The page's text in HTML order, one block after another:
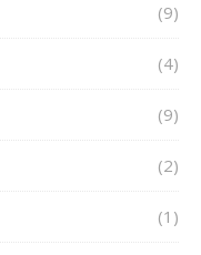
(9)
(4)
(9)
(2)
(1)